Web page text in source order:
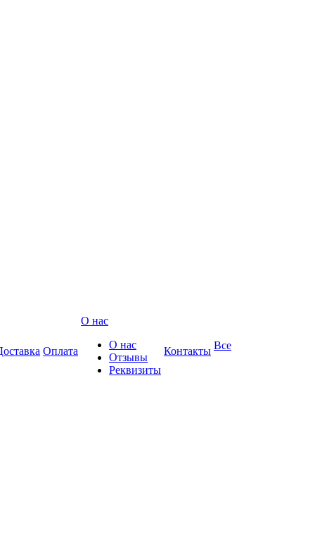
Оплата
О нас
О нас
Отзывы
Реквизиты
Контакты Все